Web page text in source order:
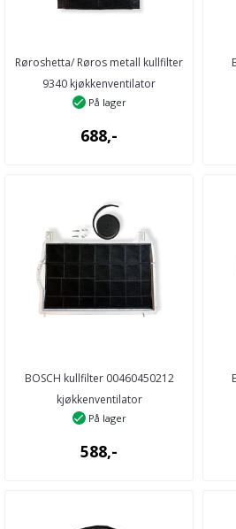
Røroshetta/ Røros metall kullfilter
9340 kjøkkenventilator
På lager
688,-
BOSCH kullfilter 00460450212
kjøkkenventilator
På lager
588,-